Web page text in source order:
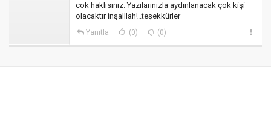
cok haklısınız. Yazılarınızla aydınlanacak çok kişi
olacaktır inşalllah!..teşekkürler
Yanıtla (0) (0)